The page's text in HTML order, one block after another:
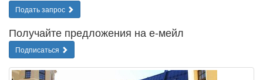
Подать запрос
Получайте предложения на е-мейл
Подписаться